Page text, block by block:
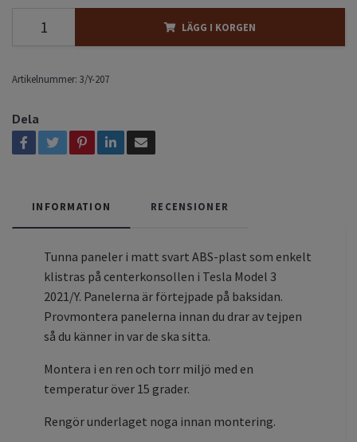
LÄGG I KORGEN
Artikelnummer: 3/Y-207
Dela
INFORMATION RECENSIONER
Tunna paneler i matt svart ABS-plast som enkelt
klistras på centerkonsollen i Tesla Model 3
2021/Y. Panelerna är förtejpade på baksidan.
Provmontera panelerna innan du drar av tejpen
så du känner in var de ska sitta.
Montera i en ren och torr miljö med en
temperatur över 15 grader.
Rengör underlaget noga innan montering.